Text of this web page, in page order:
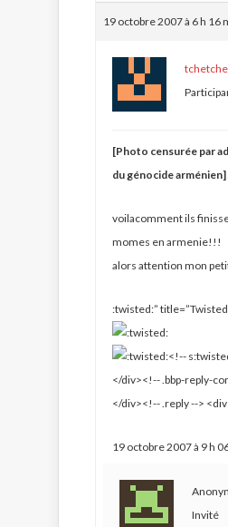
19 octobre 2007 à 6 h 16
[Photo censurée par
du génocide arménien]
voilacomment ils
momes en armenie!!!
alors attention mon
:twisted:” title=”Twisted
19 octobre 2007 à 9 h
Invité